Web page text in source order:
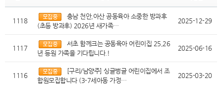
1118
충남 천안,아산 공동육아 소중한 방과후
(초등 방과후) 2026년 새가족…
2025-12-29
1117
서초 함께크는 공동육아 어린이집 25,26
년 등원 가족을 기다립니다.!
2025-06-16
1116
[구리/남양주] 싱글벙글 어린이집에서 조
합원모집합니다 (3-7세아동 가정…
2025-03-20